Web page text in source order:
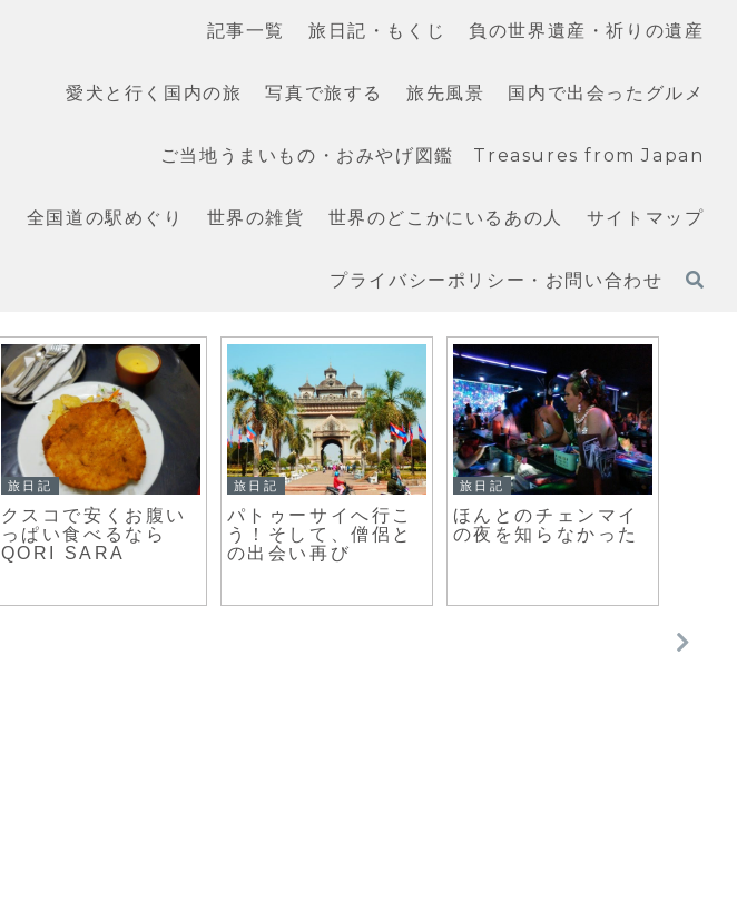
記事一覧 旅日記・もくじ 負の世界遺産・祈りの遺産
愛犬と行く国内の旅 写真で旅する 旅先風景 国内で出会ったグルメ
ご当地うまいもの・おみやげ図鑑 Treasures from Japan
全国道の駅めぐり 世界の雑貨 世界のどこかにいるあの人 サイトマップ
プライバシーポリシー・お問い合わせ
旅日記
クスコで安くお腹い
っぱい食べるなら
QORI SARA
旅日記
パトゥーサイへ行こ
う！そして、僧侶と
の出会い再び
旅日記
ほんとのチェンマイ
の夜を知らなかった